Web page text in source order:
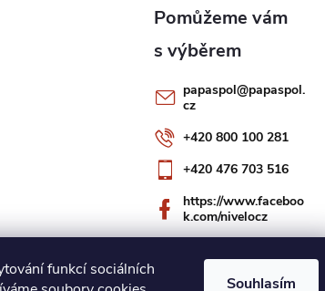
funkcí sociálních
Souhlasím
papaspol@papaspol.
cz
+420 800 100 281
+420 476 703 516
https://www.faceboo
k.com/nivelocz